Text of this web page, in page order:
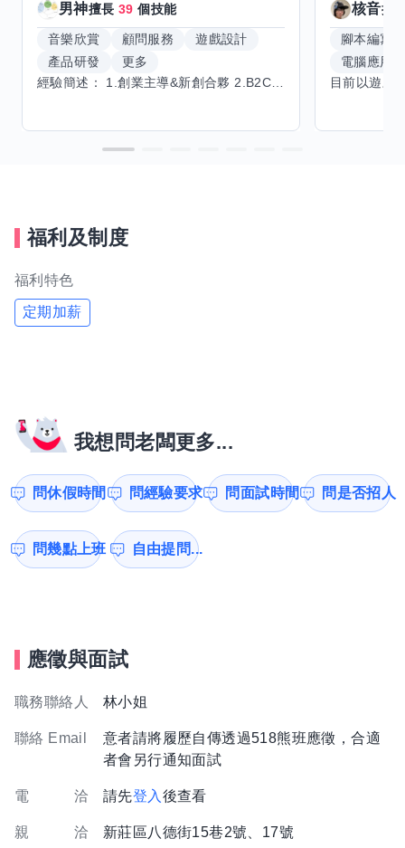
男神擅長39 個技能
音樂欣賞 顧問服務
遊戲設計
產品研發
更多
核音擅
腳本編寫
電腦應用
福利及制度
福利特色
定期加薪
我想問老闆更多...
問休假時間 問經驗要求 問面試時間 問是否招人
問幾點上班 自由提問...
應徵與面試
職務聯絡人 林小姐
聯絡 Email
意者請將履歷自傳透過518熊班應徵，合適
者會另行通知面試
電 洽 請先登入 後查看
親 洽 新莊區八德街15巷2號、17號